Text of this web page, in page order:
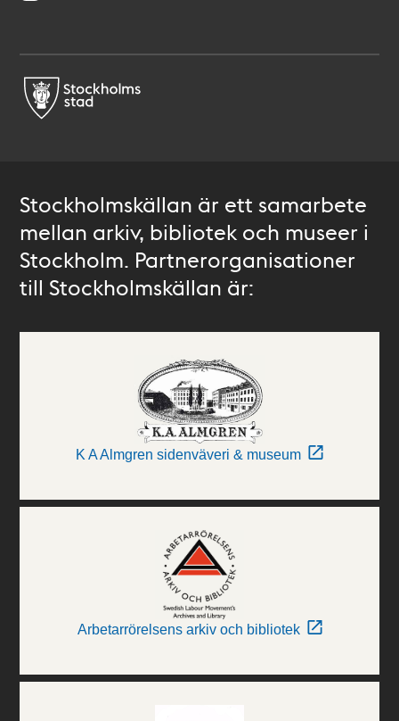
Stockholmskällan är ett samarbete
mellan arkiv, bibliotek och museer i
Stockholm. Partnerorganisationer
till Stockholmskällan är:
K A Almgren sidenväveri & museum
Arbetarrörelsens arkiv och bibliotek